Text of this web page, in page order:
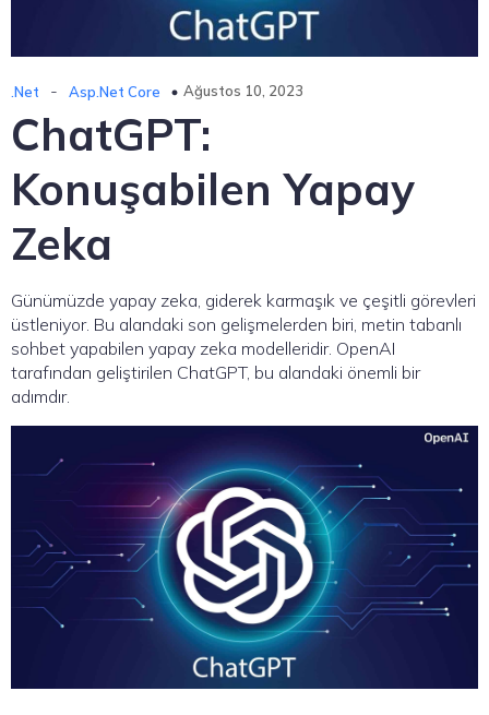
.Net - Asp.Net Core Ağustos 10, 2023
ChatGPT:
Konuşabilen Yapay
Zeka
Günümüzde yapay zeka, giderek karmaşık ve çeşitli görevleri
üstleniyor. Bu alandaki son gelişmelerden biri, metin tabanlı
sohbet yapabilen yapay zeka modelleridir. OpenAI
tarafından geliştirilen ChatGPT, bu alandaki önemli bir
adımdır.